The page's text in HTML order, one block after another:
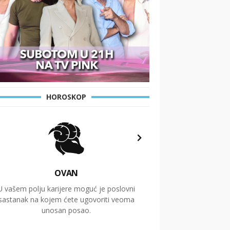
HOROSKOP
OVAN
vašem polju karijere moguć je poslovni
na kojem ćete ugovoriti veoma
unosan posao.